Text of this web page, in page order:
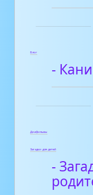
Блог
-
Диафильмы
Загадки для детей
-